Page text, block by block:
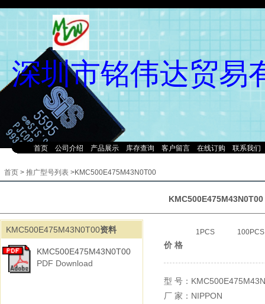
首页 公司介绍 产品展示 库存查询 客户留言 在线订购 联系我们
深圳市铭伟达贸易
首页 > 推广型号列表 >KMC500E475M43N0T00
KMC500E475M43N0T00
KMC500E475M43N0T00资料
KMC500E475M43N0T00
PDF Download
1PCS 100PCS
价 格
型 号：
厂 家： NIPPON